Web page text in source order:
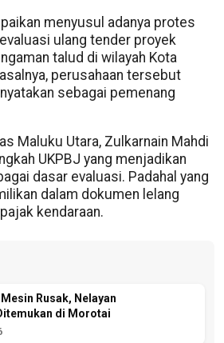
menyusul adanya protes
ulang tender proyek
talud di wilayah Kota
perusahaan tersebut
sebagai pemenang
Maluku Utara, Zulkarnain Mahdi
UKPBJ yang menjadikan
dasar evaluasi. Padahal yang
dalam dokumen lelang
kendaraan.
Rusak, Nelayan
di Morotai